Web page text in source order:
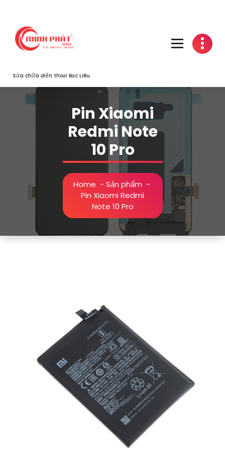
content
Sửa chữa điện thoại Bạc Liêu
Pin Xiaomi
Redmi Note
10 Pro
Home - Sản phẩm -
Pin Xiaomi Redmi
Note 10 Pro